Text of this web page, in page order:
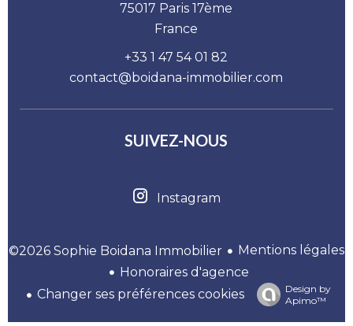
75017 Paris 17ème
France
+33 1 47 54 01 82
contact@boidana-immobilier.com
SUIVEZ-NOUS
Instagram
©2026 Sophie Boidana Immobilier
Mentions légales
Honoraires d'agence
Changer ses préférences cookies
Design by
Apimo™